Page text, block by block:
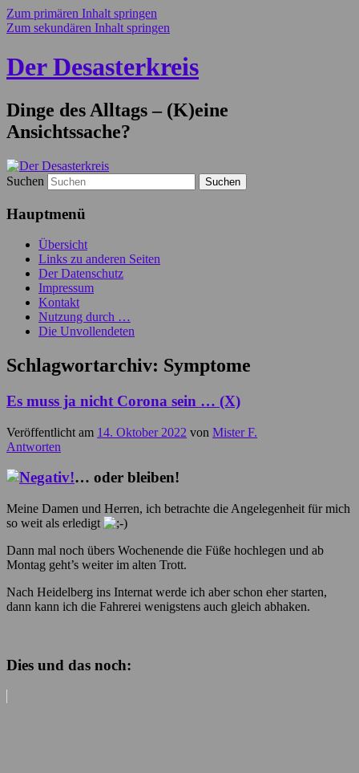
Zum primären Inhalt springen
Zum sekundären Inhalt springen
Der Desasterkreis
Dinge des Alltags – (K)eine
Ansichtssache?
Suchen
Hauptmenü
Übersicht
Links zu anderen Seiten
Der Datenschutz
Impressum
Kontakt
Nutzung durch …
Die Unvollendeten
Schlagwortarchiv: Symptome
Es muss ja nicht Corona sein … (X)
Veröffentlicht am 14. Oktober 2022 von Mister F.
Antworten
… oder bleiben!
Meine Damen und Herren, ich betrachte die Angelegenheit für mich
so weit als erledigt
Dann mal noch übers Wochenende die Füße hochlegen und ab
Montag geht’s weiter im alten Trott.
Nach Heidelberg ins Internat werde ich aber schon eher starten,
dann kann ich die Fahrerei wenigstens auch gleich abhaken.
Dies und das noch: